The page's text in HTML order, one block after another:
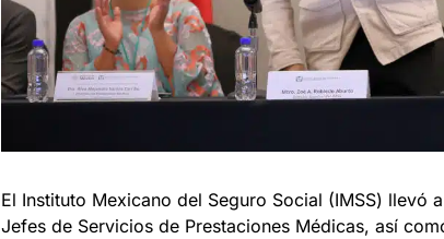
El Instituto Mexicano del Seguro Social (IMSS) llevó
Jefes de Servicios de Prestaciones Médicas, así